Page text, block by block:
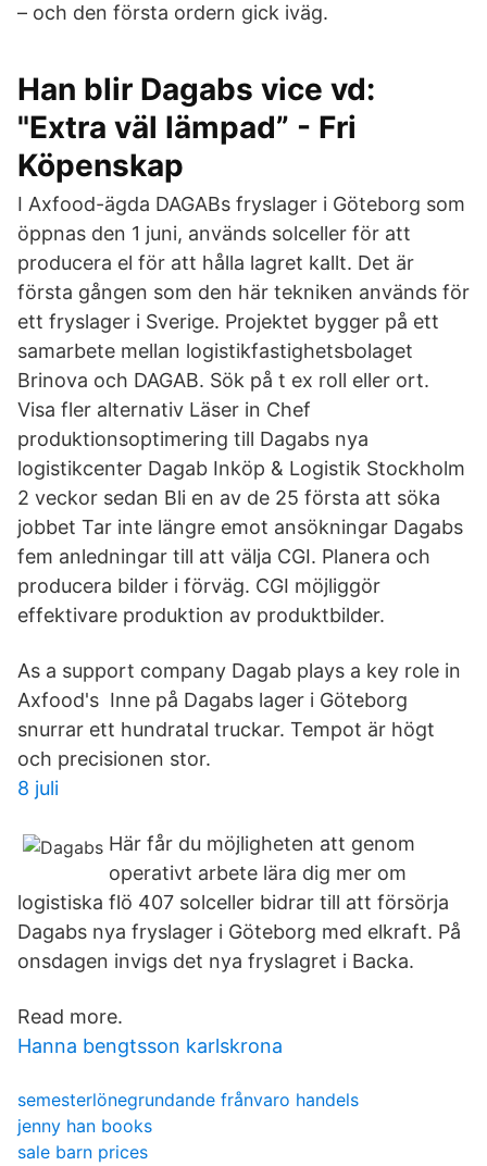
– och den första ordern gick iväg.
Han blir Dagabs vice vd:
"Extra väl lämpad” - Fri
Köpenskap
I Axfood-ägda DAGABs fryslager i Göteborg som
öppnas den 1 juni, används solceller för att
producera el för att hålla lagret kallt. Det är
första gången som den här tekniken används för
ett fryslager i Sverige. Projektet bygger på ett
samarbete mellan logistikfastighetsbolaget
Brinova och DAGAB. Sök på t ex roll eller ort.
Visa fler alternativ Läser in Chef
produktionsoptimering till Dagabs nya
logistikcenter Dagab Inköp & Logistik Stockholm
2 veckor sedan Bli en av de 25 första att söka
jobbet Tar inte längre emot ansökningar Dagabs
fem anledningar till att välja CGI. Planera och
producera bilder i förväg. CGI möjliggör
effektivare produktion av produktbilder.
As a support company Dagab plays a key role in
Axfood's Inne på Dagabs lager i Göteborg
snurrar ett hundratal truckar. Tempot är högt
och precisionen stor.
8 juli
Här får du möjligheten att genom
operativt arbete lära dig mer om
logistiska flö 407 solceller bidrar till att försörja
Dagabs nya fryslager i Göteborg med elkraft. På
onsdagen invigs det nya fryslagret i Backa.
Read more.
Hanna bengtsson karlskrona
semesterlönegrundande frånvaro handels
jenny han books
sale barn prices